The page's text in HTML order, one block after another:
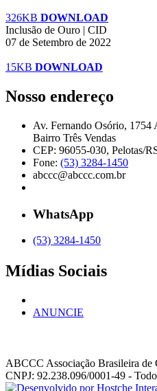
326KB DOWNLOAD
Inclusão de Ouro | CID
07 de Setembro de 2022
15KB DOWNLOAD
Nosso endereço
Av. Fernando Osório, 1754
Bairro Três Vendas
CEP: 96055-030, Pelotas/
Fone: (53) 3284-1450
abccc@abccc.com.br
WhatsApp
(53) 3284-1450
Mídias Sociais
ANUNCIE
ABCCC Associação Brasileira de
CNPJ: 92.238.096/0001-49 -